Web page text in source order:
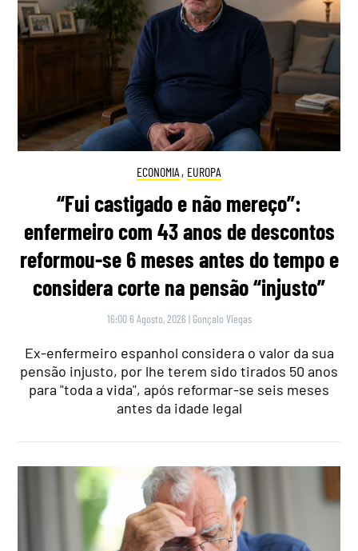
ECONOMIA , EUROPA
“Fui castigado e não mereço”:
enfermeiro com 43 anos de descontos
reformou-se 6 meses antes do tempo e
considera corte na pensão “injusto”
16:00 6 Agosto, 2026 | Gonçalo Viegas
Ex-enfermeiro espanhol considera o valor da sua
pensão injusto, por lhe terem sido tirados 50 anos
para "toda a vida", após reformar-se seis meses
antes da idade legal